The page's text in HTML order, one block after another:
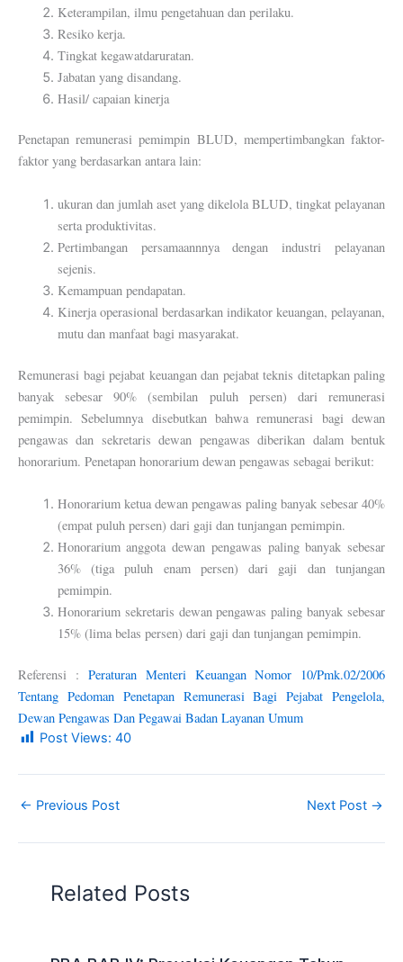
Keterampilan, ilmu pengetahuan dan perilaku.
Resiko kerja.
Tingkat kegawatdaruratan.
Jabatan yang disandang.
Hasil/ capaian kinerja
Penetapan remunerasi pemimpin BLUD, mempertimbangkan faktor-
faktor yang berdasarkan antara lain:
ukuran dan jumlah aset yang dikelola BLUD, tingkat pelayanan
serta produktivitas.
Pertimbangan persamaannnya dengan industri pelayanan
sejenis.
Kemampuan pendapatan.
Kinerja operasional berdasarkan indikator keuangan, pelayanan,
mutu dan manfaat bagi masyarakat.
Remunerasi bagi pejabat keuangan dan pejabat teknis ditetapkan paling
banyak sebesar 90% (sembilan puluh persen) dari remunerasi
pemimpin. Sebelumnya disebutkan bahwa remunerasi bagi dewan
pengawas dan sekretaris dewan pengawas diberikan dalam bentuk
honorarium. Penetapan honorarium dewan pengawas sebagai berikut:
Honorarium ketua dewan pengawas paling banyak sebesar 40%
(empat puluh persen) dari gaji dan tunjangan pemimpin.
Honorarium anggota dewan pengawas paling banyak sebesar
36% (tiga puluh enam persen) dari gaji dan tunjangan
pemimpin.
Honorarium sekretaris dewan pengawas paling banyak sebesar
15% (lima belas persen) dari gaji dan tunjangan pemimpin.
Referensi :Peraturan Menteri Keuangan Nomor 10/Pmk.02/2006
Tentang Pedoman Penetapan Remunerasi Bagi Pejabat Pengelola,
Dewan Pengawas Dan Pegawai Badan Layanan Umum
Post Views: 40
← Previous Post Next Post →
Related Posts